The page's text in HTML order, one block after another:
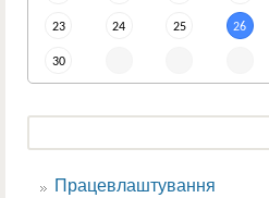
23 24 25 26
30
Пошукова форма
Працевлаштування